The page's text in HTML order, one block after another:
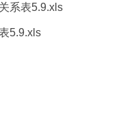
系表5.9.xls
5.9.xls